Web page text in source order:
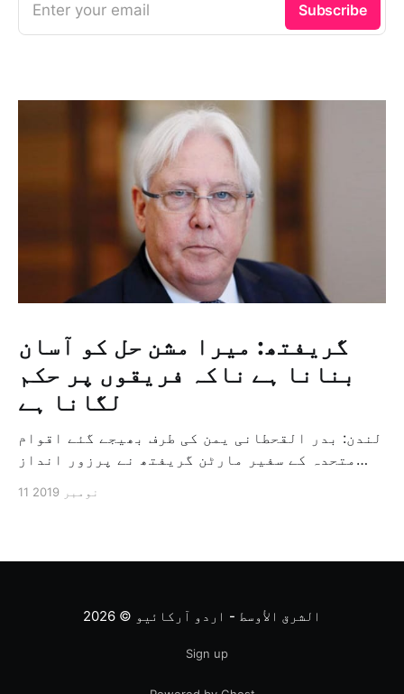
Enter your email Subscribe
گریفتھ: میرا مشن حل کو آسان
بنانا ہے ناکہ فریقوں پر حکم
لگانا ہے
لندن: بدر القحطانی یمن کی طرف بھیجے گئے اقوام
متحدہ کے سفیر مارٹن گریفتھ نے پرزور انداز
ثالثی اور اس کشمکش کی حدبندی کرنے کے لئے ایک
11 نومبر 2019
الشرق الأوسط - اردو آرکائیو © 2026
Sign up